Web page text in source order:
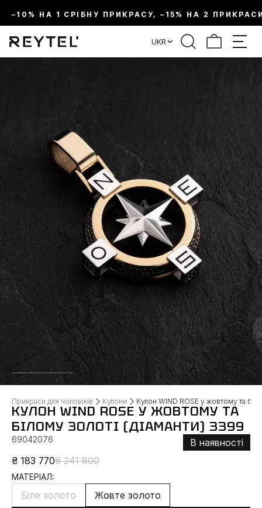
–10% НА 1 СРІБНУ ПРИКРАСУ, –15% НА 2
UKR
Прикраси для чоловіків Кулони Кулон WIND ROSE у жовтому та
КУЛОН WIND ROSE У ЖОВТОМУ ТА
БІЛОМУ ЗОЛОТІ (ДІАМАНТИ) 3399
69042076
В наявності
₴ 183 770₴ 241 800
МАТЕРІАЛ:
Біле золото Жовте золото